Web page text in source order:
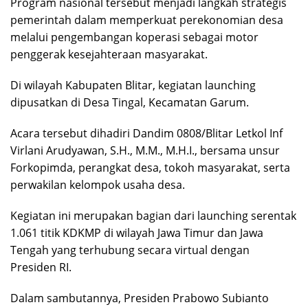
Program nasional tersebut menjadi langkah strategis
pemerintah dalam memperkuat perekonomian desa
melalui pengembangan koperasi sebagai motor
penggerak kesejahteraan masyarakat.
Di wilayah Kabupaten Blitar, kegiatan launching
dipusatkan di Desa Tingal, Kecamatan Garum.
Acara tersebut dihadiri Dandim 0808/Blitar Letkol Inf
Virlani Arudyawan, S.H., M.M., M.H.I., bersama unsur
Forkopimda, perangkat desa, tokoh masyarakat, serta
perwakilan kelompok usaha desa.
Kegiatan ini merupakan bagian dari launching serentak
1.061 titik KDKMP di wilayah Jawa Timur dan Jawa
Tengah yang terhubung secara virtual dengan
Presiden RI.
Dalam sambutannya, Presiden Prabowo Subianto